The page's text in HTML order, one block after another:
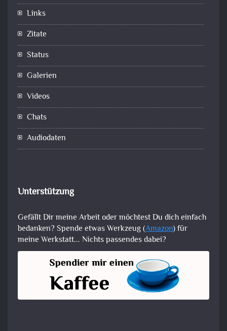
Links
Zitate
Status
Galerien
Videos
Chats
Audiodaten
Unterstützung
Gefällt Dir meine Arbeit oder möchtest Du dich einfach
bedanken? Spende etwas Werkzeug (Amazon) für
meine Werkstatt... Nichts passendes dabei?